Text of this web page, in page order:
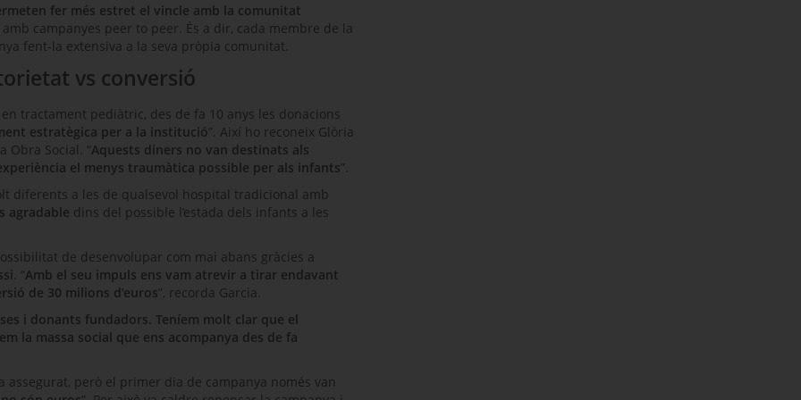
fer més estret el vincle amb la comunitat
campanyes peer to peer. És a dir, cada membre de la
fent-la extensiva a la seva pròpia comunitat.
vs conversió
tractament pediàtric, des de fa 10 anys les donacions
estratègica per a la institució”. Així ho reconeix Glòria
Obra Social. “Aquests diners no van destinats als
el menys traumàtica possible per als infants”.
diferents a les de qualsevol hospital tradicional amb
agradable dins del possible l’estada dels infants a les
de desenvolupar com mai abans gràcies a
. “Amb el seu impuls ens vam atrevir a tirar endavant
de 30 milions d’euros”, recorda Garcia.
i donants fundadors. Teníem molt clar que el
la massa social que ens acompanya des de fa
assegurat, però el primer dia de campanya només van